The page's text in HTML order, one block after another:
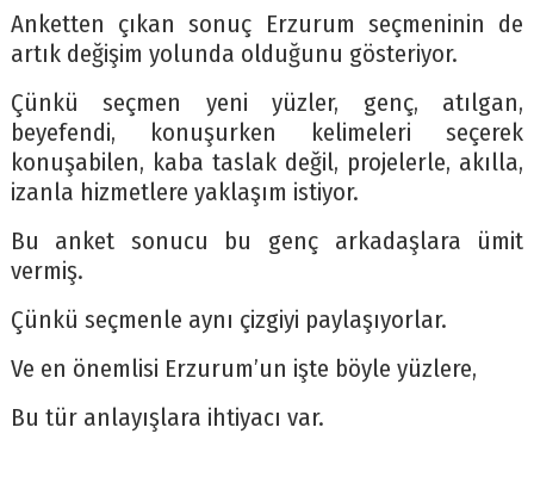
Anketten çıkan sonuç Erzurum seçmeninin de
artık değişim yolunda olduğunu gösteriyor.
Çünkü seçmen yeni yüzler, genç, atılgan,
beyefendi, konuşurken kelimeleri seçerek
konuşabilen, kaba taslak değil, projelerle, akılla,
izanla hizmetlere yaklaşım istiyor.
Bu anket sonucu bu genç arkadaşlara ümit
vermiş.
Çünkü seçmenle aynı çizgiyi paylaşıyorlar.
Ve en önemlisi Erzurum’un işte böyle yüzlere,
Bu tür anlayışlara ihtiyacı var.